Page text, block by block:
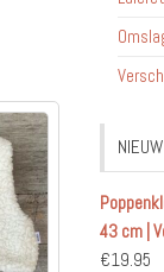
NIEUW
43 cm |
€19.95